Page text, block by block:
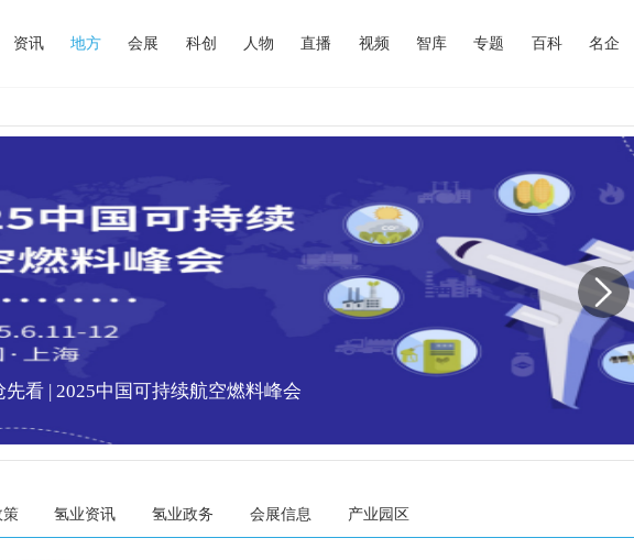
资讯 地方 会展 科创 人物 直播 视频 智库 专题 百科 名企
看 | 2025中国可持续航空燃料峰会
策 氢业资讯 氢业政务 会展信息 产业园区